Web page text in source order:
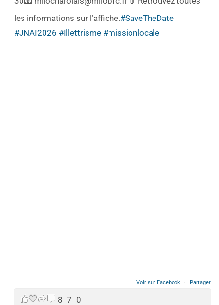
les informations sur l’affiche.#SaveTheDate
#JNAI2026 #Illettrisme #missionlocale
Voir sur Facebook · Partager
8 7 0